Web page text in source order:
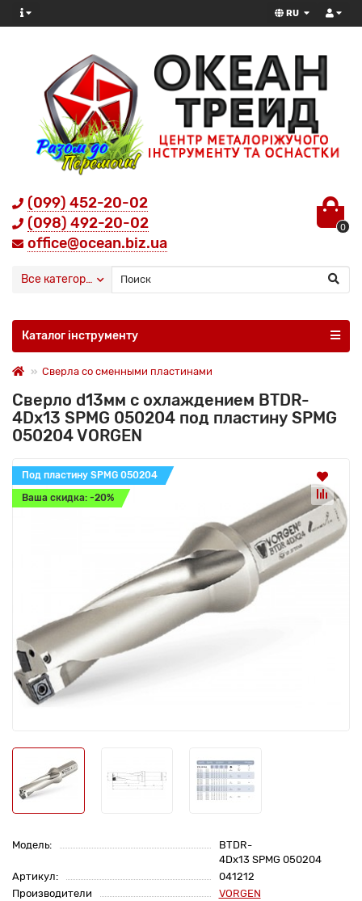
RU
(099) 452-20-02
(098) 492-20-02
office@ocean.biz.ua
0
Все категории
Каталог інструменту
Сверла со сменными пластинами
Сверло d13мм с охлаждением BTDR-
4Dx13 SPMG 050204 под пластину SPMG
050204 VORGEN
Под пластину SPMG 050204
Ваша скидка: -20%
Модель:
BTDR-
4Dx13 SPMG 050204
Артикул:
041212
Производители
VORGEN